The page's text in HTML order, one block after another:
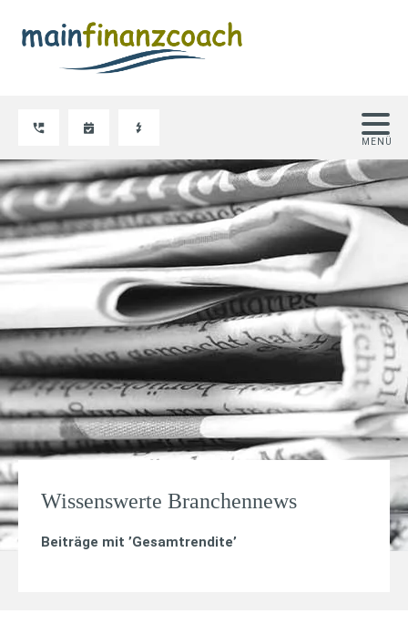
Wissenswerte Branchennews
Beiträge mit ’Gesamtrendite’